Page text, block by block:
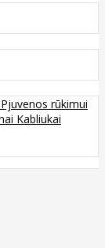
Pjuvenos rūkimui
Kabliukai